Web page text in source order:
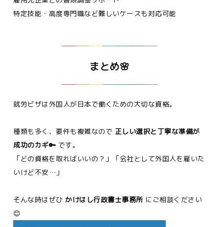
特定技能・高度専門職など難しいケースも対応可能
まとめ🌸
就労ビザは外国人が日本で働くための大切な資格。
種類も多く、要件も複雑なので 正しい選択と丁寧な準備が
成功のカギ🔑 です。
「どの資格を取ればいいの？」「会社として外国人を雇いた
いけど不安…」
そんな時はぜひ かけはし行政書士事務所 にご相談ください
😊